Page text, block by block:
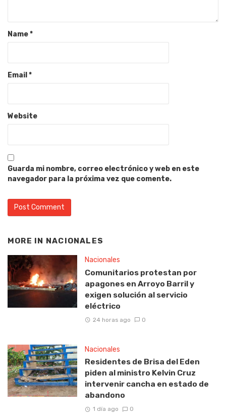
Name*
Email *
Website
Guarda mi nombre, correo electrónico y web en este
navegador para la próxima vez que comente.
MORE IN NACIONALES
Nacionales
Comunitarios protestan por
apagones en Arroyo Barril y
exigen solución al servicio
eléctrico
24 horas ago 0
Nacionales
Residentes de Brisa del Eden
piden al ministro Kelvin Cruz
intervenir cancha en estado de
abandono
1 día ago 0